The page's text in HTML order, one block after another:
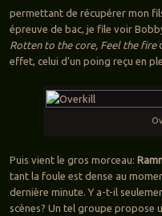
permettant de récupérer mon
épreuve de bac, je file voir
Rotten to the core, Feel the fire
effet, celui d’un poing reçu en
Puis vient le gros morceau:
tant la foule est dense au
dernière minute. Y a-t-il
scènes? Un tel groupe propose